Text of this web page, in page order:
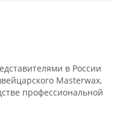
в России
Masterwax,
профессиональной